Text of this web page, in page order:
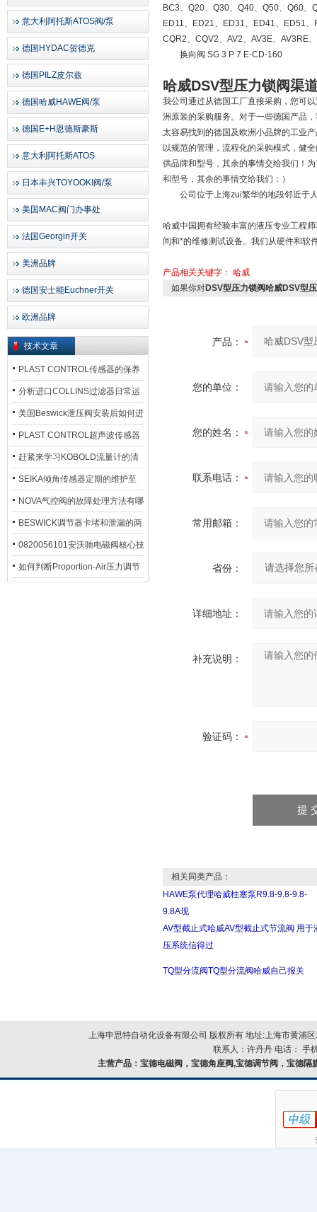
意大利阿托斯ATOS阀/泵
德国HYDAC贺德克
德国PILZ皮尔兹
德国哈威HAWE阀/泵
德国E+H恩德斯豪斯
意大利阿托斯ATOS
日本丰兴TOYOOKI阀/泵
美国MAC阀门办事处
法国Georgin开关
美洲品牌
德国安士能Euchner开关
欧洲品牌
技术文章
PLAST CONTROL传感器的保养
方法
分析进口COLLINS过滤器日常运
行排污步骤
美国Beswick泄压阀安装后如何进
行调试?
PLAST CONTROL超声波传感器
工作原理了解吗？
赶紧来学习KOBOLD流量计的清
洗流程吧
SEIKA倾角传感器定期的维护至
关重要
NOVA气控阀的故障处理方法有哪
些？
BESWICK调节器卡堵和泄漏的两
大问题解决措施
0820056101安沃驰电磁阀核心技
术参数
如何判断Proportion-Air压力调节
BC3、Q20、Q30、Q40、Q50、Q60
ED11、ED21、ED31、ED41、ED51
CQR2、CQV2、AV2、AV3E、AV3RE
换向阀 SG 3 P 7 E-CD-160
哈威DSV型压力锁阀渠
我公司通过从德国工厂直接采购，您可
洲原装的采购服务。对于一些德国产品
太容易找到的德国及欧洲小品牌的工业
以规范的管理，流程化的采购模式，健
供品牌和型号，其余的事情交给我们！
和型号，其余的事情交给我们：）
公司位于上海zui繁华的地段邻近于人
哈威中国拥有经验丰富的液压专业工程
间和*的维修测试设备。我们从硬件和软
产品相关关键字： 哈威
如果你对DSV型压力锁阀哈威DSV型
产品：
您的单位：
您的姓名：
联系电话：
常用邮箱：
省份：
详细地址：
补充说明：
验证码：
相关同类产品：
HAWE泵代理哈威柱塞泵R9.8-9.8-9.8-
9.8A现
AV型截止式哈威AV型截止式节流阀 用于
压系统信得过
TQ型分流阀TQ型分流阀哈威自己报关
上海申思特自动化设备有限公司 版权所有 地址:上海市黄浦
联系人：许丹丹 电话： 手
主营产品：宝德电磁阀，宝德角座阀,宝德调节阀，宝德